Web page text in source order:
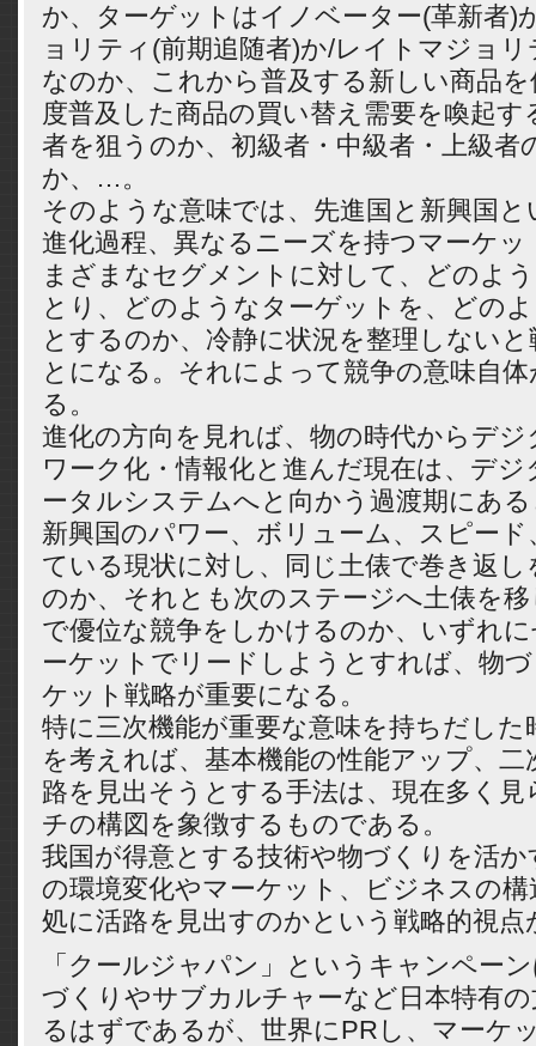
か、ターゲットはイノベーター(革新者)
ョリティ(前期追随者)か/レイトマジョ
なのか、これから普及する新しい商品
度普及した商品の買い替え需要を喚起す
者を狙うのか、初級者・中級者・上級者
か、…。
そのような意味では、先進国と新興国
進化過程、異なるニーズを持つマーケ
まざまなセグメントに対して、どのよ
とり、どのようなターゲットを、どの
とするのか、冷静に状況を整理しない
とになる。それによって競争の意味自
る。
進化の方向を見れば、物の時代からデ
ワーク化・情報化と進んだ現在は、デ
ータルシステムへと向かう過渡期にあ
新興国のパワー、ボリューム、スピー
ている現状に対し、同じ土俵で巻き返
のか、それとも次のステージへ土俵を
で優位な競争をしかけるのか、いずれ
ーケットでリードしようとすれば、物
ケット戦略が重要になる。
特に三次機能が重要な意味を持ちだし
を考えれば、基本機能の性能アップ、二
路を見出そうとする手法は、現在多く
チの構図を象徴するものである。
我国が得意とする技術や物づくりを活
の環境変化やマーケット、ビジネスの
処に活路を見出すのかという戦略的視点
「クールジャパン」というキャンペー
づくりやサブカルチャーなど日本特有
るはずであるが、世界にPRし、マーケ